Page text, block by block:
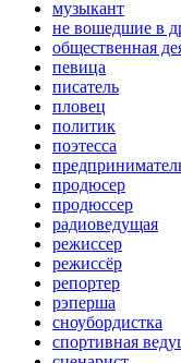
музыкант
не вошедшие в
общественная
певица
писатель
пловец
политик
поэтесса
продюсер
продюссер
радиоведущая
режиссер
режиссёр
репортер
рэперша
сноубордистка
спортивная